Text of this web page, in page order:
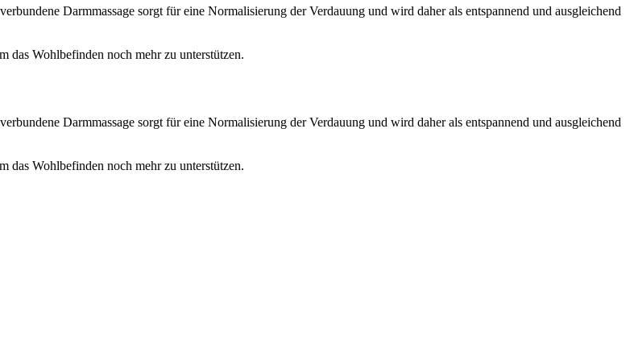
Darmmassage sorgt für eine Normalisierung der Verdauung und wird daher als entspannend und ausgleichend
das Wohlbefinden noch mehr zu unterstützen.
Darmmassage sorgt für eine Normalisierung der Verdauung und wird daher als entspannend und ausgleichend
das Wohlbefinden noch mehr zu unterstützen.